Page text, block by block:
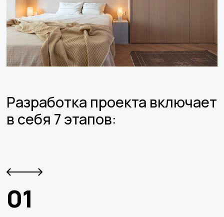
Разработка проекта включает
в себя 7 этапов:
01